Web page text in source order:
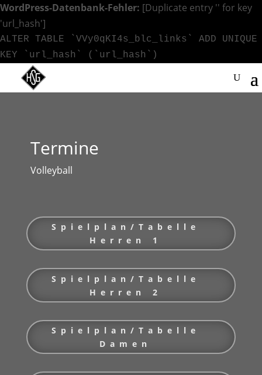
WordPress-Datenbank-Fehler: [Duplicate entry '' for key
'url_hash']
ALTER TABLE `VVy0qKI4s_blc_links` ADD UNIQUE
KEY `url_hash` (`url_hash`)
Termine
Volleyball
Spielplan/Tabelle
Herren 1
Spielplan/Tabelle
Herren 2
Spielplan/Tabelle
Damen